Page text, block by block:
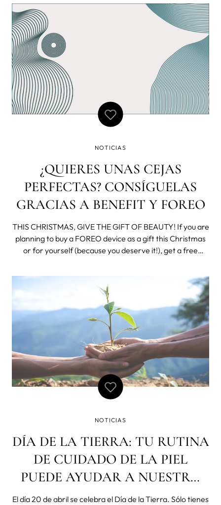
NOTICIAS
¿QUIERES UNAS CEJAS
PERFECTAS? CONSÍGUELAS
GRACIAS A BENEFIT Y FOREO
THIS CHRISTMAS, GIVE THE GIFT OF BEAUTY! If you are
planning to buy a FOREO device as a gift this Christmas
or for yourself (because you deserve it!), get a free
number 1 eyebrow brand in the world. Brow styling is the
easiest way to accentuate
NOTICIAS
DÍA DE LA TIERRA: TU RUTINA
DE CUIDADO DE LA PIEL
PUEDE AYUDAR A NUESTRO
PLANETA
El día 20 de abril se celebra el Día de la Tierra. Sólo tienes